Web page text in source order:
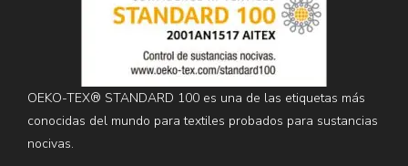
OEKO-TEX® STANDARD 100 es una de las etiquetas más
conocidas del mundo para textiles probados para sustancias
nocivas.